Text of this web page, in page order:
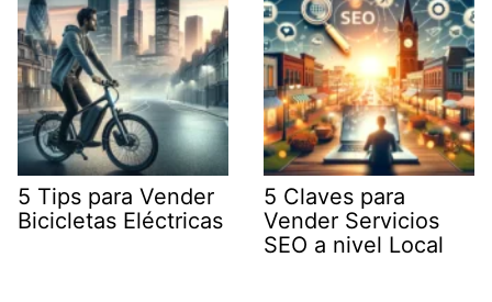
5 Tips para Vender
Bicicletas Eléctricas
5 Claves para
Vender Servicios
SEO a nivel Local